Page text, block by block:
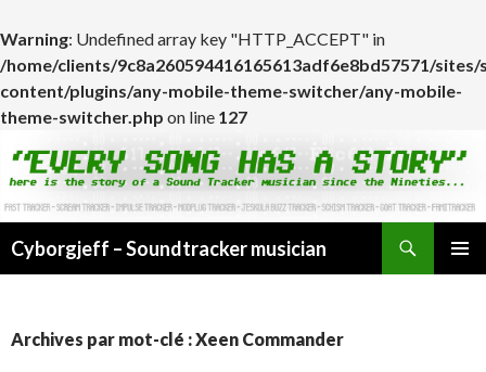
Warning: Undefined array key "HTTP_ACCEPT" in
/home/clients/9c8a260594416165613adf6e8bd57571/
content/plugins/any-mobile-theme-switcher/any-mobile-
theme-switcher.php on line 127
Cyborgjeff – Soundtracker musician
Archives par mot-clé : Xeen Commander